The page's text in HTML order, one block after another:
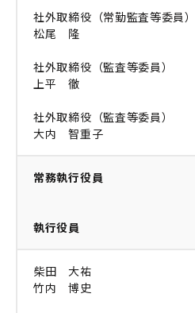
社外取締役（常勤監査等委員）
松尾 隆
社外取締役（監査等委員）
上平 徹
社外取締役（監査等委員）
大内 智重子
常務執行役員
執行役員
柴田 大祐
竹内 博史